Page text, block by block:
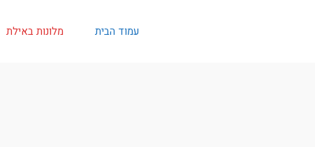
עמוד הבית מלונות באילת